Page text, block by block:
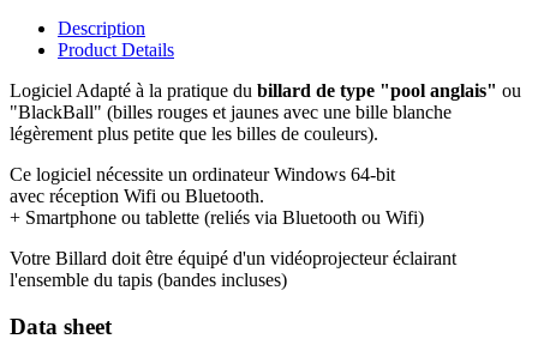
Description
Product Details
Logiciel Adapté à la pratique du billard de type "pool anglais" ou
"BlackBall" (billes rouges et jaunes avec une bille blanche
légèrement plus petite que les billes de couleurs).
Ce logiciel nécessite un ordinateur Windows 64-bit
avec réception Wifi ou Bluetooth.
+ Smartphone ou tablette (reliés via Bluetooth ou Wifi)
Votre Billard doit être équipé d'un vidéoprojecteur éclairant
l'ensemble du tapis (bandes incluses)
Data sheet